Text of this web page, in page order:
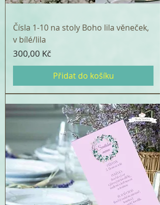
Čísla 1-10 na stoly Boho lila věneček,
v bílé/lila
Cena
300,00 Kč
Přidat do košíku